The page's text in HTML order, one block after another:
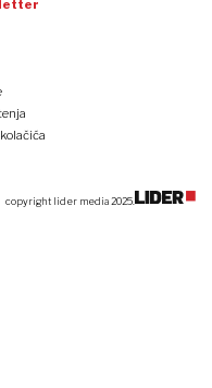
copyright lider media 2025.